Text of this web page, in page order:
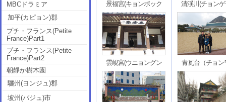
MBCドラミア
加平(カピョン)郡
プチ・フランス(Petite
France)Part1
プチ・フランス(Petite
France)Part2
朝靜か樹木園
驪州(ヨンジュ)郡
坡州(パジュ)市
景福宮(キョンボック
雲峴宮(ウニョングン
清渓川(チョン
青瓦台（チョン